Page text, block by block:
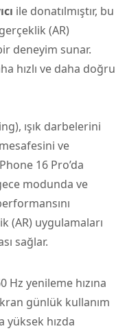
ile donatılmıştır, bu
(AR)
deneyim sunar.
hızlı ve daha doğru
ışık darbelerini
ve
16 Pro’da
modunda ve
(AR) uygulamaları
sağlar.
Hz yenileme hızına
günlük kullanım
yüksek hızda